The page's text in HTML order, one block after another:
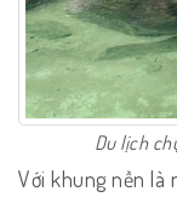
Du lịch
Với khung nền là